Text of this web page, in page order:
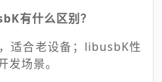
有什么区别？
适合老设备；libusbK性
场景。